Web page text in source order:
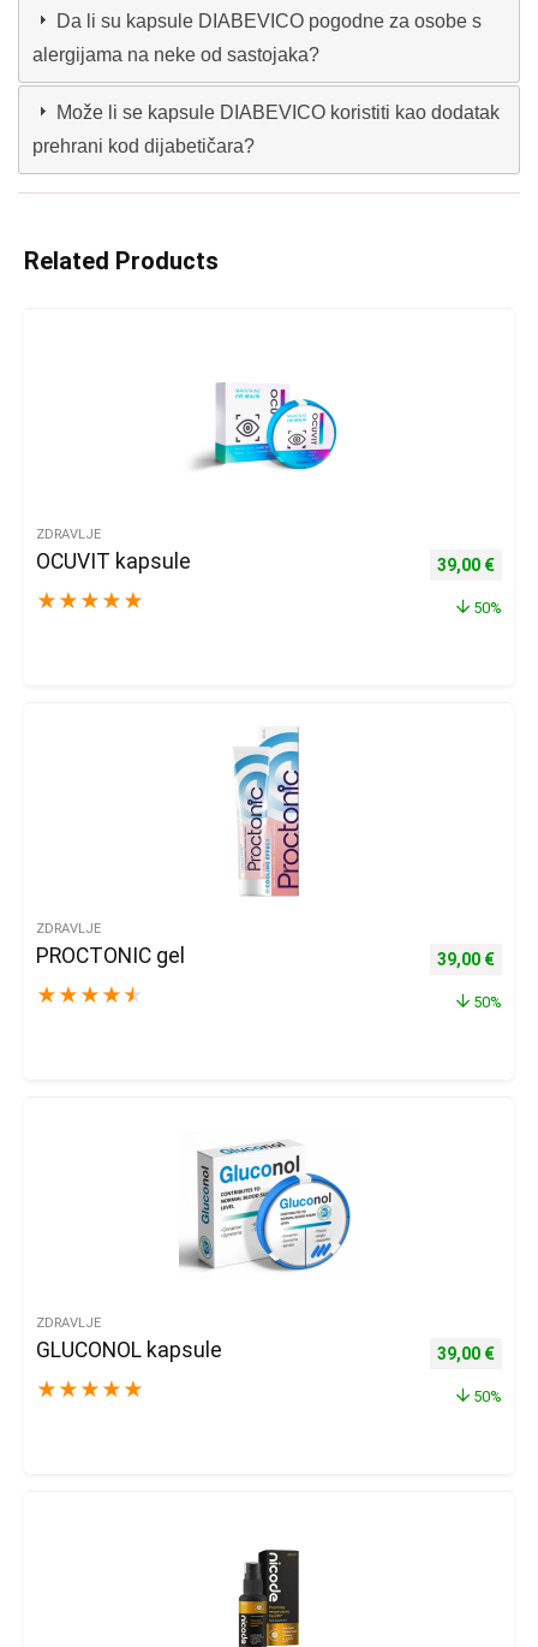
Da li su kapsule DIABEVICO pogodne za osobe s
alergijama na neke od sastojaka?
Može li se kapsule DIABEVICO koristiti kao dodatak
prehrani kod dijabetičara?
Related Products
ZDRAVLJE
OCUVIT kapsule
★ ★ ★ ★ ★
Izvorna
39,00 €
50%
ZDRAVLJE
PROCTONIC gel
★ ★ ★ ★ ★
Izvorna
39,00 €
50%
ZDRAVLJE
GLUCONOL kapsule
★ ★ ★ ★ ★
Izvorna
39,00 €
50%